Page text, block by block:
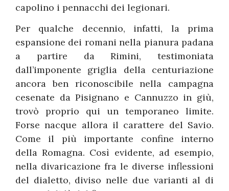
capolino i pennacchi dei legionari.
Per qualche decennio, infatti, la prima
espansione dei romani nella pianura padana
a partire da Rimini, testimoniata
dall’imponente griglia della centuriazione
ancora ben riconoscibile nella campagna
cesenate da Pisignano e Cannuzzo in giù,
trovò proprio qui un temporaneo limite.
Forse nacque allora il carattere del Savio.
Come il più importante confine interno
della Romagna. Così evidente, ad esempio,
nella divaricazione fra le diverse inflessioni
del dialetto, diviso nelle due varianti al di